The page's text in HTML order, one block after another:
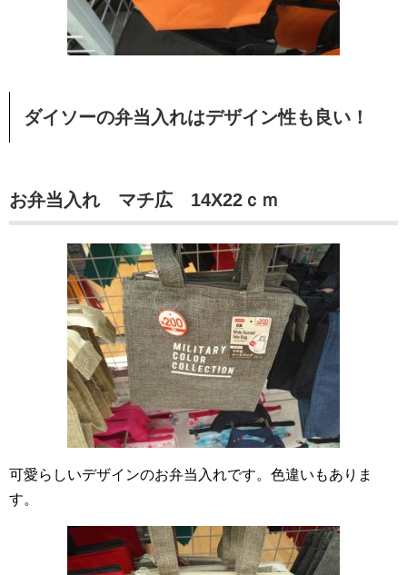
ダイソーの弁当入れはデザイン性も良い！
お弁当入れ マチ広 14X22ｃｍ
可愛らしいデザインのお弁当入れです。色違いもありま
す。